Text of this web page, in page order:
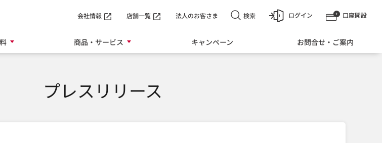
口座開設
ログイン
商品・サービス キャンペーン お問合せ・ご案内
会社情報 店舗一覧 法人のお客さま 検索
プレスリリース